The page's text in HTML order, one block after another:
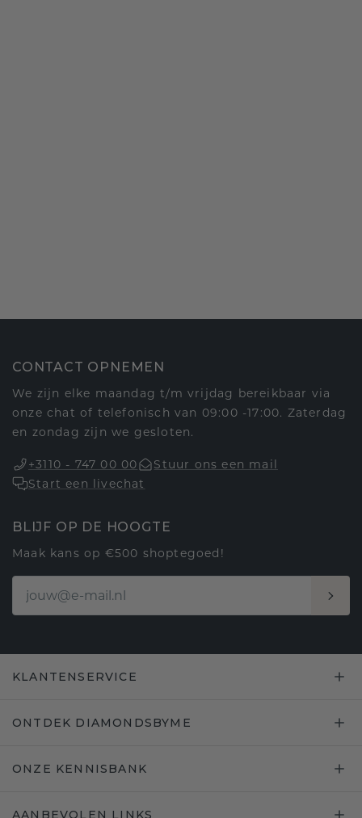
CONTACT OPNEMEN
We zijn elke maandag t/m vrijdag bereikbaar via
onze chat of telefonisch van 09:00 -17:00. Zaterdag
en zondag zijn we gesloten.
+3110 - 747 00 00
Stuur ons een mail
Start een livechat
BLIJF OP DE HOOGTE
Maak kans op €500 shoptegoed!
KLANTENSERVICE
ONTDEK DIAMONDSBYME
ONZE KENNISBANK
AANBEVOLEN LINKS